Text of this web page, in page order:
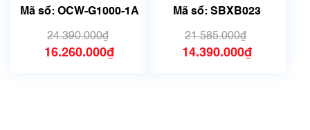
Mã số: OCW-G1000-1A
24.390.000₫
16.260.000₫
Mã số: SBXB023
21.585.000₫
14.390.000₫